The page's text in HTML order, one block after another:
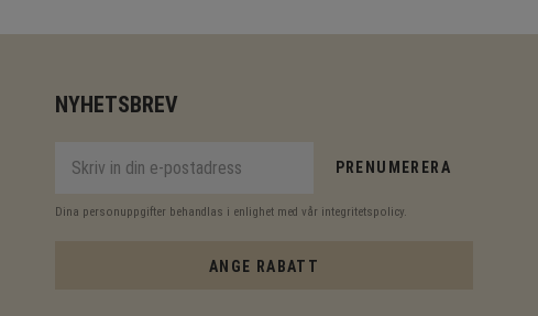
NYHETSBREV
PRENUMERERA
Dina personuppgifter behandlas i enlighet med vår integritetspolicy.
ANGE RABATT